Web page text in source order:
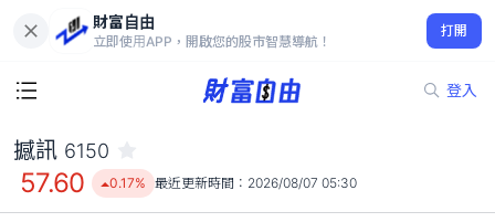
財富自由
立即使用APP，開啟您的股市智慧導航！
打開
登入
57.60
0.17%
撼訊 6150
57.60 0.17% 最近更新時間： 2026/08/07 05:30